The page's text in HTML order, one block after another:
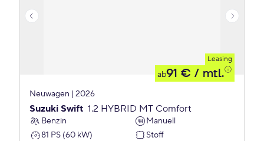
Leasing
ab91 € / mtl.
Neuwagen | 2026
Suzuki Swift 1.2 HYBRID MT Comfort
Benzin
Manuell
81 PS (60 kW)
Stoff